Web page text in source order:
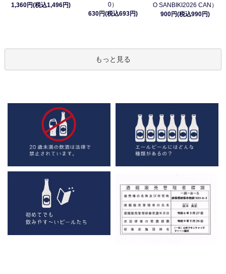
1,360円(税込1,496円)
0）
630円(税込693円)
O SANBIKI2026 CAN）
900円(税込990円)
もっと見る